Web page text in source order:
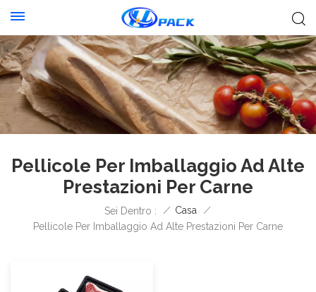
Pellicole Per Imballaggio Ad Alte
Prestazioni Per Carne
Sei Dentro : / Casa
/
Pellicole Per Imballaggio Ad Alte Prestazioni Per Carne